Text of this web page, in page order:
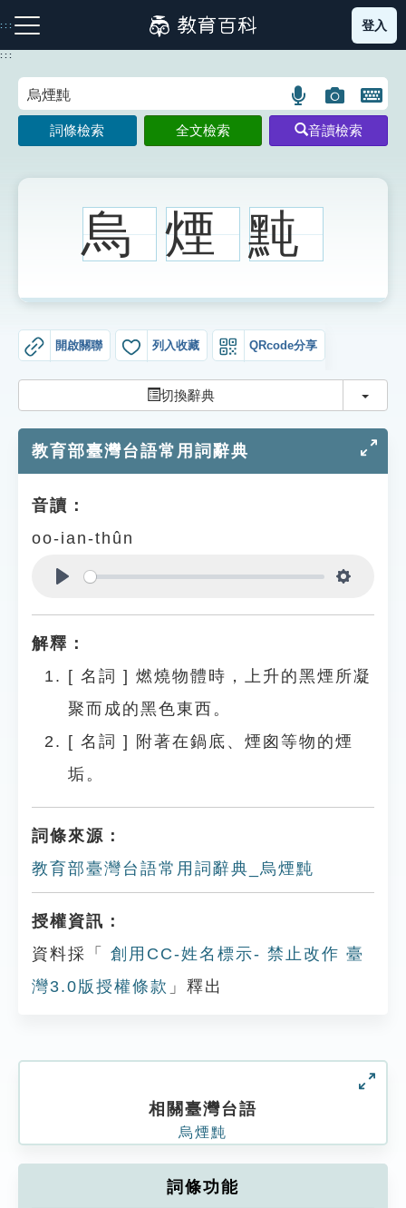
到
主
:::
注音索引圖示 筆畫索引圖示 部首索引表圖示
生字詞彙表
知識索引
遊戲專區
貓頭鷹博士
登入
:::
語
言
搜
示
圖
片
搜
開
鍵
圖
詞條檢索 全文檢索 音讀檢索
烏 煙 黗
開啟關聯 列入收藏 QRcode分享
切換辭典 切換
教育部臺灣台語常用詞辭典
音讀：
oo-ian-thûn
解釋：
[ 名詞 ] 燃燒物體時，上升的黑煙所凝
聚而成的黑色東西。
[ 名詞 ]
附著在鍋底、煙囪等物的煙
垢。
詞條來源：
教育部臺灣台語常用詞辭典_烏煙黗
授權資訊：
資料採「
創用CC-姓名標示- 禁止改作 臺
灣3.0版授權條款 」釋出
相關臺灣台語
烏煙黗
詞條功能